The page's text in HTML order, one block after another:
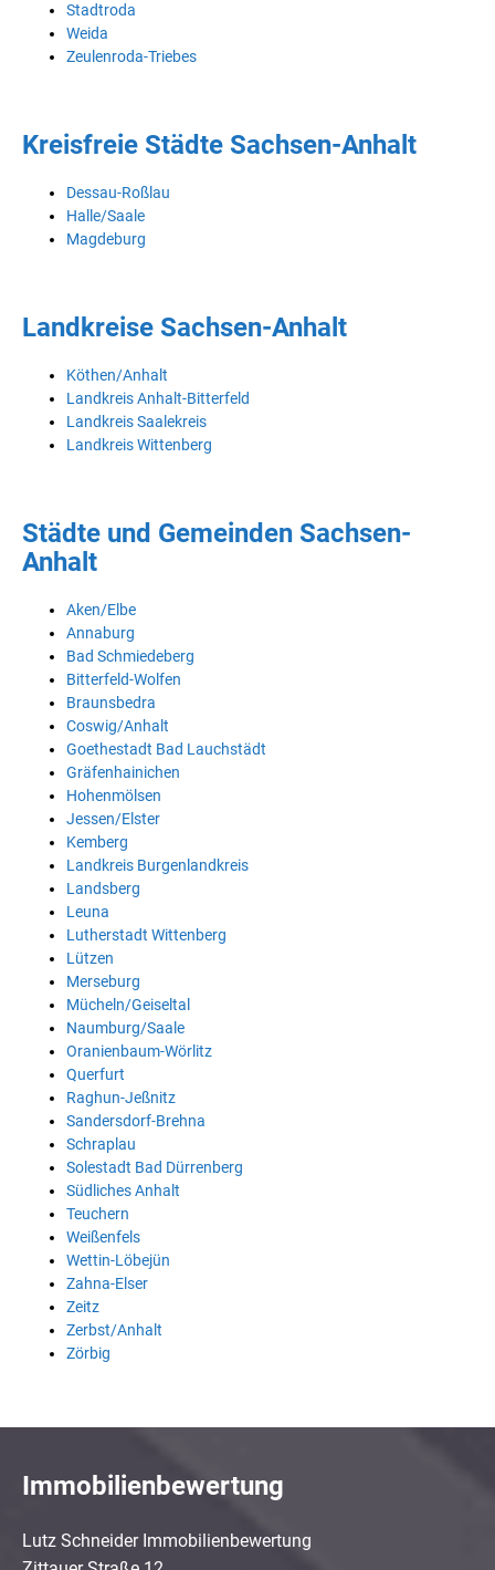
Stadtroda
Weida
Zeulenroda-Triebes
Kreisfreie Städte Sachsen-Anhalt
Dessau-Roßlau
Halle/Saale
Magdeburg
Landkreise Sachsen-Anhalt
Köthen/Anhalt
Landkreis Anhalt-Bitterfeld
Landkreis Saalekreis
Landkreis Wittenberg
Städte und Gemeinden Sachsen-
Anhalt
Aken/Elbe
Annaburg
Bad Schmiedeberg
Bitterfeld-Wolfen
Braunsbedra
Coswig/Anhalt
Goethestadt Bad Lauchstädt
Gräfenhainichen
Hohenmölsen
Jessen/Elster
Kemberg
Landkreis Burgenlandkreis
Landsberg
Leuna
Lutherstadt Wittenberg
Lützen
Merseburg
Mücheln/Geiseltal
Naumburg/Saale
Oranienbaum-Wörlitz
Querfurt
Raghun-Jeßnitz
Sandersdorf-Brehna
Schraplau
Solestadt Bad Dürrenberg
Südliches Anhalt
Teuchern
Weißenfels
Wettin-Löbejün
Zahna-Elser
Zeitz
Zerbst/Anhalt
Zörbig
Immobilienbewertung
Lutz Schneider Immobilienbewertung